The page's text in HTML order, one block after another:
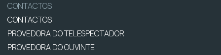
CONTACTOS
CONTACTOS
PROVEDORA DO TELESPECTADOR
PROVEDORA DO OUVINTE